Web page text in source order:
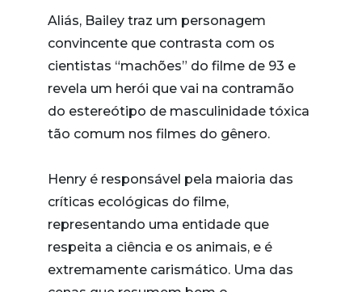
Aliás, Bailey traz um personagem
convincente que contrasta com os
cientistas “machões” do filme de 93 e
revela um herói que vai na contramão
do estereótipo de masculinidade tóxica
tão comum nos filmes do gênero.
Henry é responsável pela maioria das
críticas ecológicas do filme,
representando uma entidade que
respeita a ciência e os animais, e é
extremamente carismático. Uma das